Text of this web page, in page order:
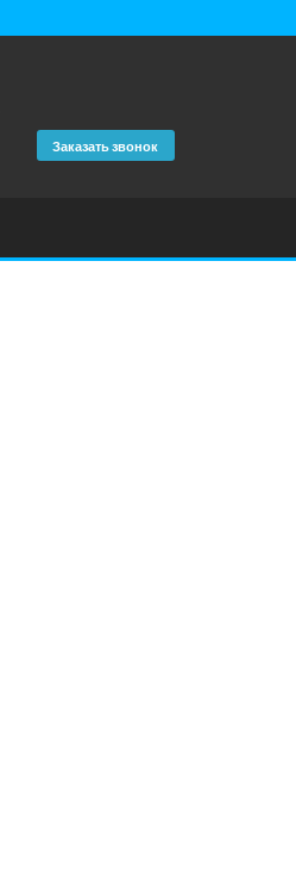
Заказать звонок